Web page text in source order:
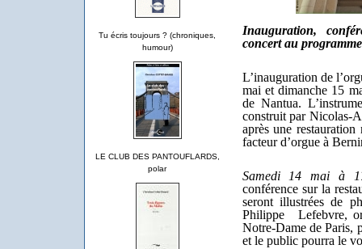
Tu écris toujours ? (chroniques,
humour)
LE CLUB DES PANTOUFLARDS,
polar
Inauguration,
concert au
L’inauguration de
mai et dimanche 15
de Nantua.
construit par Nicolas-
après une
facteur d’orgue à
Samedi 14 mai à
conférence sur la
seront illustrées de
Philippe Lefebvre,
Notre-Dame de Paris,
et le public pourra le